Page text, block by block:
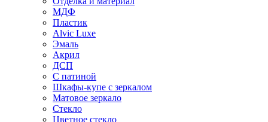
МДФ
Пластик
Alvic Luxe
Эмаль
Акрил
ДСП
С патиной
Шкафы-купе с зеркалом
Матовое зеркало
Стекло
Цветное стекло